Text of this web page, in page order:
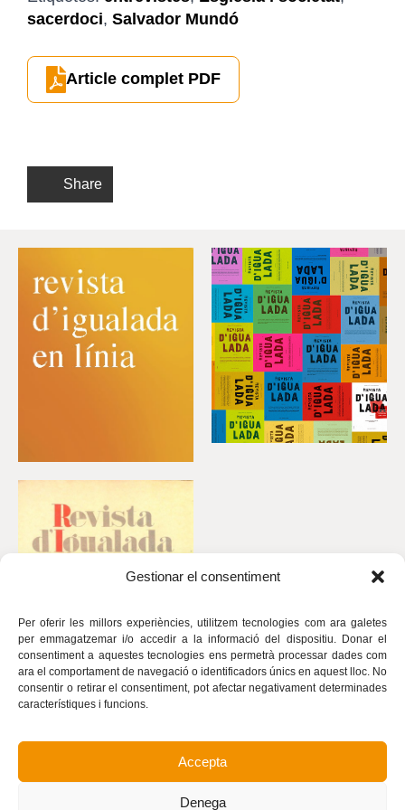
Gestionar el consentiment
Per oferir les millors experiències, utilitzem tecnologies com ara galetes
per emmagatzemar i/o accedir a la informació del dispositiu. Donar el
consentiment a aquestes tecnologies ens permetrà processar dades com
ara el comportament de navegació o identificadors únics en aquest lloc. No
consentir o retirar el consentiment, pot afectar negativament determinades
característiques i funcions.
Accepta
Denega
sacerdoci, Salvador Mundó
Article complet PDF
Share